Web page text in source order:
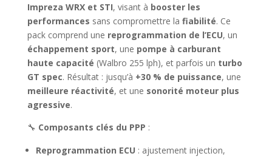
Impreza WRX et STI, visant à booster les
performances sans compromettre la fiabilité. Ce
pack comprend une reprogrammation de l’ECU, un
échappement sport, une pompe à carburant
haute capacité (Walbro 255 lph), et parfois un turbo
GT spec. Résultat : jusqu’à +30 % de puissance, une
meilleure réactivité, et une sonorité moteur plus
agressive.
🔧 Composants clés du PPP :
Reprogrammation ECU : ajustement injection,